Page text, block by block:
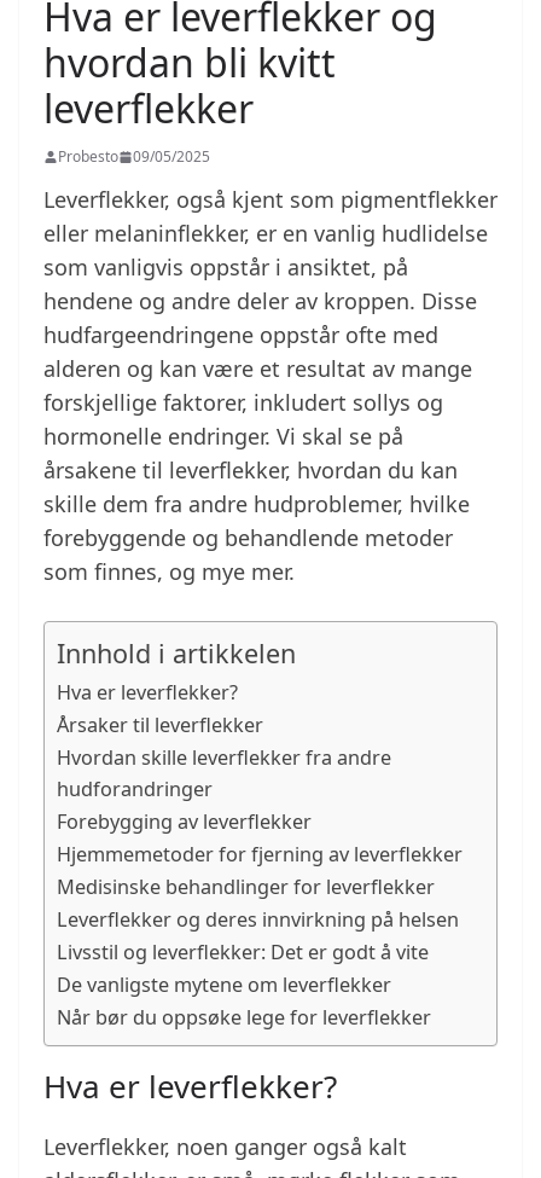
Hva er leverflekker og
hvordan bli kvitt
leverflekker
Probesto 09/05/2025
Leverflekker, også kjent som pigmentflekker
eller melaninflekker, er en vanlig hudlidelse
som vanligvis oppstår i ansiktet, på
hendene og andre deler av kroppen. Disse
hudfargeendringene oppstår ofte med
alderen og kan være et resultat av mange
forskjellige faktorer, inkludert sollys og
hormonelle endringer. Vi skal se på
årsakene til leverflekker, hvordan du kan
skille dem fra andre hudproblemer, hvilke
forebyggende og behandlende metoder
som finnes, og mye mer.
Innhold i artikkelen
Hva er leverflekker?
Årsaker til leverflekker
Hvordan skille leverflekker fra andre
hudforandringer
Forebygging av leverflekker
Hjemmemetoder for fjerning av leverflekker
Medisinske behandlinger for leverflekker
Leverflekker og deres innvirkning på helsen
Livsstil og leverflekker: Det er godt å vite
De vanligste mytene om leverflekker
Når bør du oppsøke lege for leverflekker
Hva er leverflekker?
Leverflekker, noen ganger også kalt